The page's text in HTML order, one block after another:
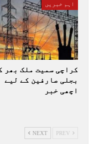
اہم خبریں
کراچی سمیت ملک بھر
بجلی صارفین کے لیے
اچھی خبر
NEXT